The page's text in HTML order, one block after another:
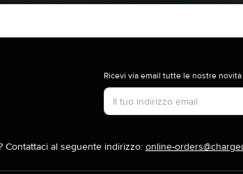
Tipo di account
Ricevi via email tutte le nostre
Contattaci al seguente indirizzo: online-